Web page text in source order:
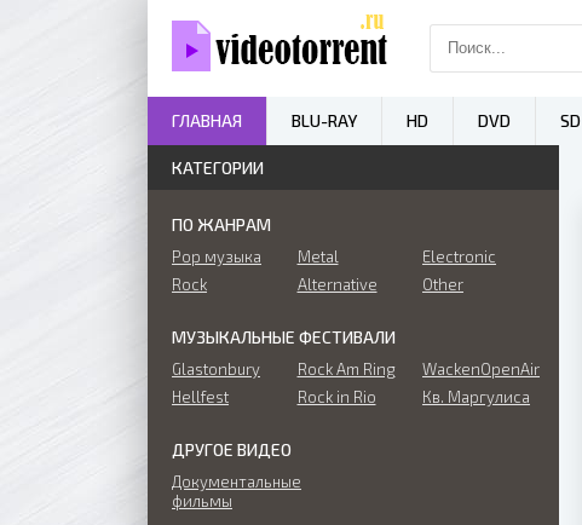
КАТЕГОРИИ
ПО ЖАНРАМ
Pop музыка
Rock
Metal
Alternative
Electronic
Other
МУЗЫКАЛЬНЫЕ ФЕСТИВАЛИ
Glastonbury
Hellfest
Rock Am Ring
Rock in Rio
WackenOpenAir
Кв. Маргулиса
ДРУГОЕ ВИДЕО
Документальные
фильмы
ГЛАВНАЯ BLU-RAY HD DVD SD